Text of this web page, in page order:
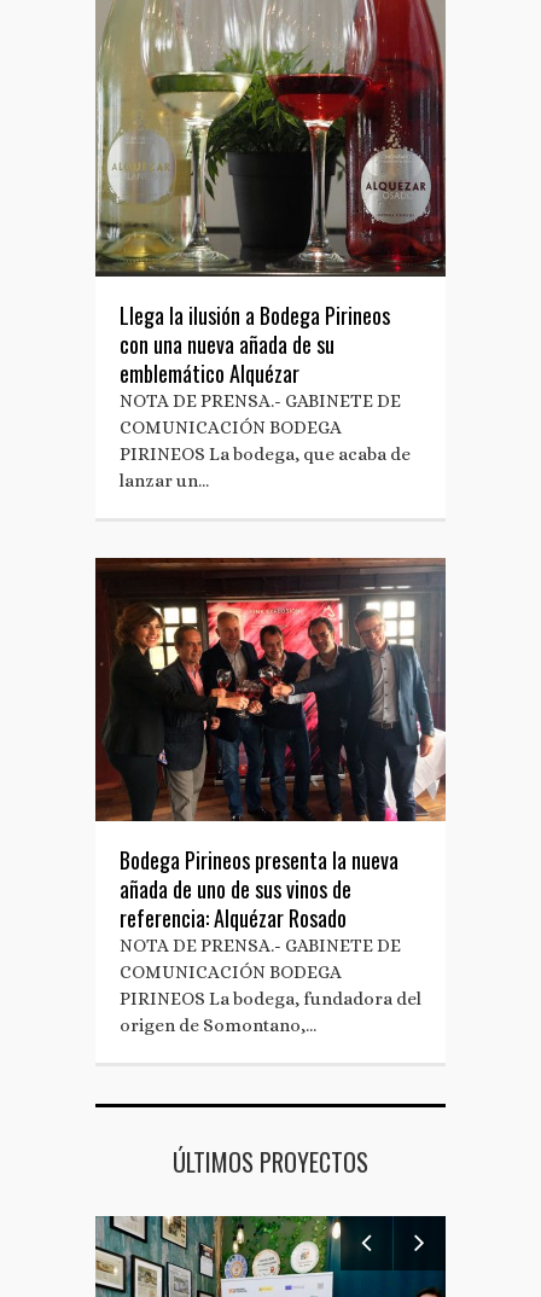
Llega la ilusión a Bodega Pirineos
con una nueva añada de su
emblemático Alquézar
NOTA DE PRENSA.- GABINETE DE
COMUNICACIÓN BODEGA
PIRINEOS La bodega, que acaba de
lanzar un…
Bodega Pirineos presenta la nueva
añada de uno de sus vinos de
referencia: Alquézar Rosado
NOTA DE PRENSA.- GABINETE DE
COMUNICACIÓN BODEGA
PIRINEOS La bodega, fundadora del
origen de Somontano,…
ÚLTIMOS PROYECTOS